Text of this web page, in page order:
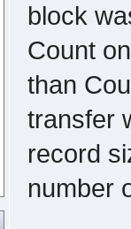
block
Count
than
transfer
record
number